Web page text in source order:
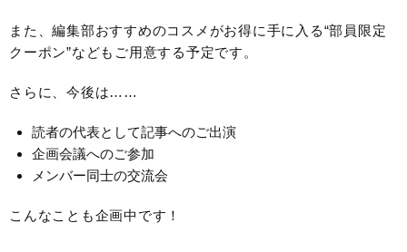
また、編集部おすすめのコスメがお得に手に入る“部員限定
クーポン”などもご用意する予定です。
さらに、今後は……
読者の代表として記事へのご出演
企画会議へのご参加
メンバー同士の交流会
こんなことも企画中です！